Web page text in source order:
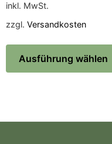
inkl. MwSt.
zzgl. Versandkosten
Ausführung wählen